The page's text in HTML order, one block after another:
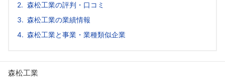
森松工業の評判・口コミ
森松工業の業績情報
森松工業と事業・業種類似企業
森松工業